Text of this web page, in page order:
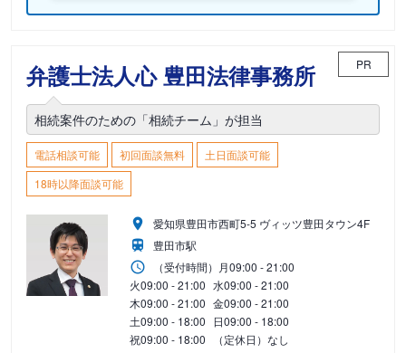
弁護士法人心 豊田法律事務所 PR
相続案件のための「相続チーム」が担当
電話相談可能 初回面談無料
土日面談可能
18時以降面談可能
愛知県豊田市西町5-5 ヴィッツ豊田タウン4F
豊田市駅
（受付時間） 月09:00 - 21:00
火09:00 - 21:00 水09:00 - 21:00
木09:00 - 21:00 金09:00 - 21:00
土09:00 - 18:00 日09:00 - 18:00
祝09:00 - 18:00 （定休日）なし